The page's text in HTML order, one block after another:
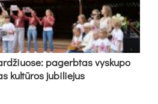
pa­gerb­tas vys­ku­po
kul­tū­ros ju­bi­lie­jus